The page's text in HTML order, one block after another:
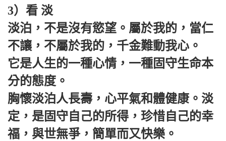
3）看 淡
淡泊，不是沒有慾望。屬於我的，當仁
不讓，不屬於我的，千金難動我心。
它是人生的一種心情，一種固守生命本
分的態度。
胸懷淡泊人長壽，心平氣和體健康。淡
定，是固守自己的所得，珍惜自己的幸
福，與世無爭，簡單而又快樂。